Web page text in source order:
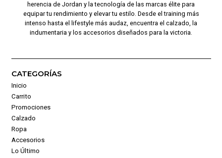
herencia de Jordan y la tecnología de las marcas élite para
equipar tu rendimiento y elevar tu estilo. Desde el training más
intenso hasta el lifestyle más audaz, encuentra el calzado, la
indumentaria y los accesorios diseñados para la victoria.
CATEGORÍAS
Inicio
Carrito
Promociones
Calzado
Ropa
Accesorios
Lo Último